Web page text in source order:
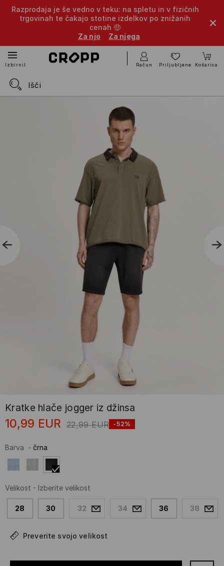
Razprodaja je še vedno v teku: na spletu in v fizičnih
trgovinah te čakajo stotine izdelkov po znižanih
cenah 🤑
Za njo
Za njega
Izbirnik Račun Priljubljene Košarica
Kratke hlače jogger iz džinsa
10,99 EUR 22,99 EUR -52%
Barva - črna
Velikost - Izberite velikost
28 30 32 34 36 38
Preverite svojo velikost